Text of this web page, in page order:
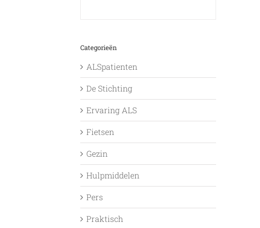
Categorieën
ALSpatienten
De Stichting
Ervaring ALS
Fietsen
Gezin
Hulpmiddelen
Pers
Praktisch